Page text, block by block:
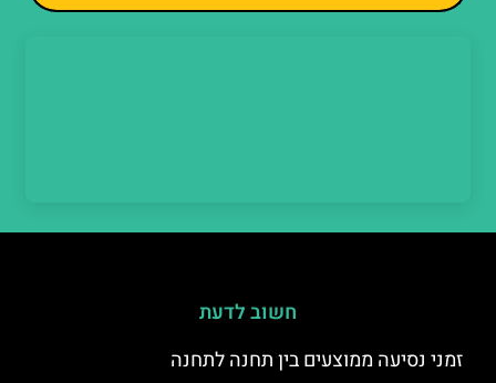
חשוב לדעת
זמני נסיעה ממוצעים בין תחנה לתחנה